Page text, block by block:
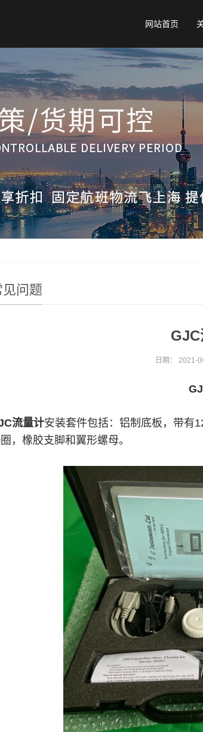
网站首页
见问题
日期：2021-
流量计安装套件包括：铝制底板，带有
，橡胶支脚和翼形螺母。